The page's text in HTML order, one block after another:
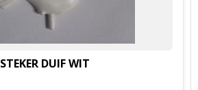
STEKER DUIF WIT